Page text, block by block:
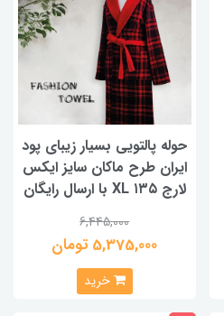
حوله پالتویی بسیار زیبای پود
ایران طرح ماکان سایز ایکس
لارج ۱۳۵ XL با ارسال رایگان
6,445,000
5,375,000 تومان
خرید